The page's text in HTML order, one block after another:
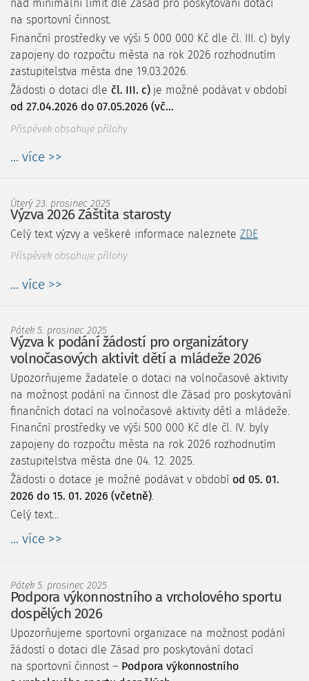
nad minimální limit dle Zásad pro poskytování dotací
na sportovní činnost.
Finanční prostředky ve výši 5 000 000 Kč dle čl. III. c) byly
zapojeny do rozpočtu města na rok 2026 rozhodnutím
zastupitelstva města dne 19.03.2026.
Žádosti o dotaci dle čl. III. c) je možné podávat v období
od 27.04.2026 do 07.05.2026 (vč...
Příspěvek obsahuje přílohy
... více >>
Úterý 23. prosinec 2025
Výzva 2026 Záštita starosty
Celý text výzvy a veškeré informace naleznete ZDE
Příspěvek obsahuje přílohy
... více >>
Pátek 5. prosinec 2025
Výzva k podání žádostí pro organizátory
volnočasových aktivit dětí a mládeže 2026
Upozorňujeme žadatele o dotaci na volnočasové aktivity
na možnost podání na činnost dle Zásad pro poskytování
finančních dotací na volnočasové aktivity dětí a mládeže.
Finanční prostředky ve výši 500 000 Kč dle čl. IV. byly
zapojeny do rozpočtu města na rok 2026 rozhodnutím
zastupitelstva města dne 04. 12. 2025.
Žádosti o dotace je možné podávat v období od 05. 01.
2026 do 15. 01. 2026 (včetně).
Celý text...
... více >>
Pátek 5. prosinec 2025
Podpora výkonnostního a vrcholového sportu
dospělých 2026
Upozorňujeme sportovní organizace na možnost podání
žádostí o dotaci dle Zásad pro poskytování dotací
na sportovní činnost – Podpora výkonnostního